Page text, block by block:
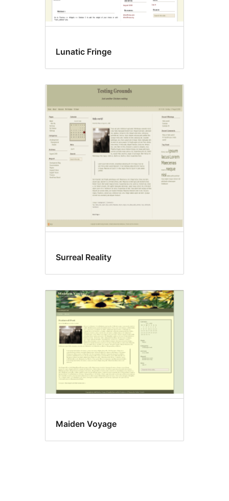
Lunatic Fringe
Surreal Reality
Maiden Voyage